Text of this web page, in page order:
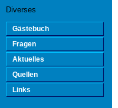
Diverses
Gästebuch
Fragen
Aktuelles
Quellen
Links